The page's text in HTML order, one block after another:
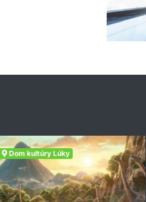
Dom kultúry Lúky